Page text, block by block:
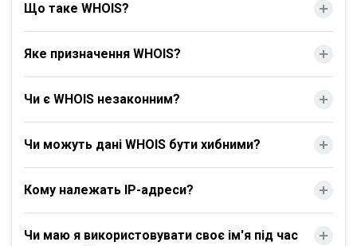
Що таке WHOIS?
Яке призначення WHOIS?
Чи є WHOIS незаконним?
Чи можуть дані WHOIS бути хибними?
Кому належать IP-адреси?
Чи маю я використовувати своє ім'я під час